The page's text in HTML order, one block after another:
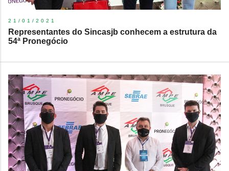
21/01/2021
Representantes do Sincasjb conhecem a estrutura da
54ª Pronegócio